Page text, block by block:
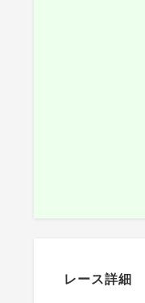
レース詳細